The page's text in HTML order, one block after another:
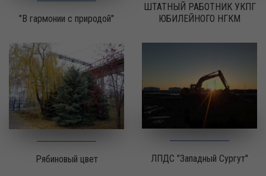
"В гармонии с природой"
Рябиновый цвет
ШТАТНЫЙ РАБОТНИК УКПГ
ЮБИЛЕЙНОГО НГКМ
ЛПДС "Западный Сургут"